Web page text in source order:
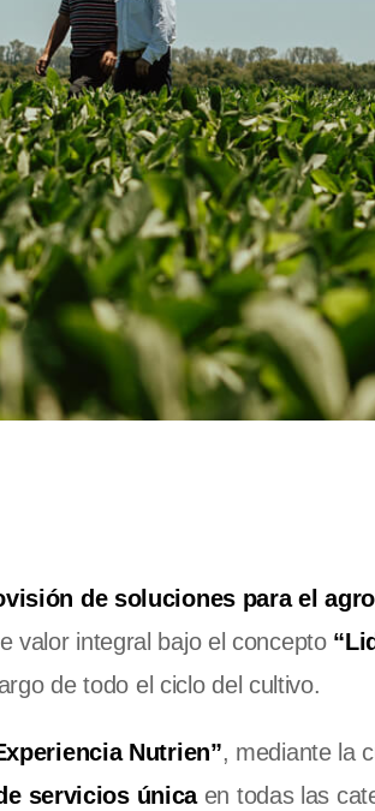
de soluciones para el agro
valor integral bajo el concepto
de todo el ciclo del cultivo.
Nutrien”, mediante la
servicios únicaen todas las